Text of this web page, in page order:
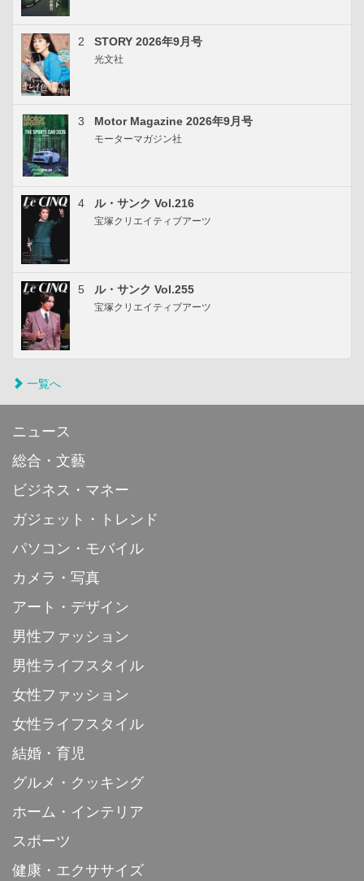
2 STORY 2026年9月号
光文社
3 Motor Magazine 2026年9月号
モーターマガジン社
4 ル・サンク Vol.216
宝塚クリエイティブアーツ
5 ル・サンク Vol.255
宝塚クリエイティブアーツ
一覧へ
ニュース
総合・文藝
ビジネス・マネー
ガジェット・トレンド
パソコン・モバイル
カメラ・写真
アート・デザイン
男性ファッション
男性ライフスタイル
女性ファッション
女性ライフスタイル
結婚・育児
グルメ・クッキング
ホーム・インテリア
スポーツ
健康・エクササイズ